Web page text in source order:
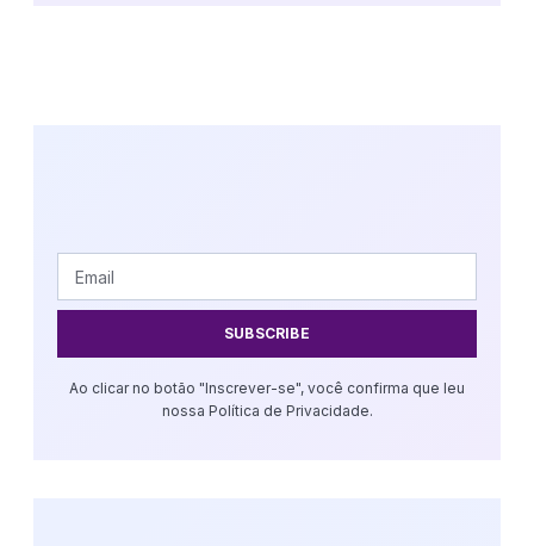
SUBSCRIBE
Ao clicar no botão "Inscrever-se", você confirma que leu
nossa Política de Privacidade.